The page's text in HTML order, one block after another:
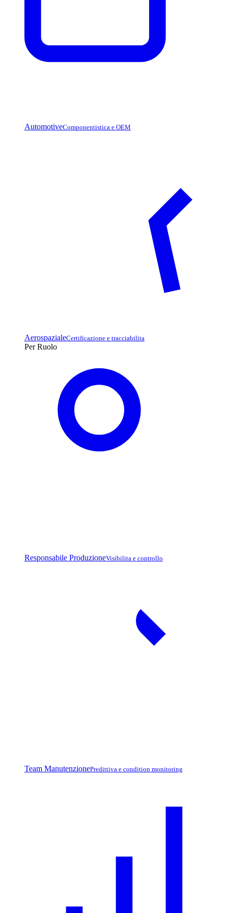
AutomotiveComponentistica e OEM
AerospazialeCertificazione e tracciabilita
Per Ruolo
Responsabile ProduzioneVisibilita e controllo
Team ManutenzionePredittiva e condition monitoring